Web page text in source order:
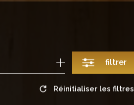
filtrer
Réinitialiser les filtres